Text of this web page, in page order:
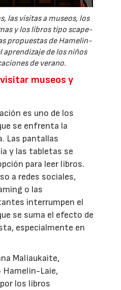
las visitas a museos, los
y los libros tipo scape-
propuestas de Hamelin-
aprendizaje de los niños
de verano.
museos y
es uno de los
se enfrenta la
Las pantallas
y las tabletas se
para leer libros.
a redes sociales,
o las
interrumpen el
se suma el efecto de
especialmente en
Maliaukaite,
Hamelin-Laie,
los libros